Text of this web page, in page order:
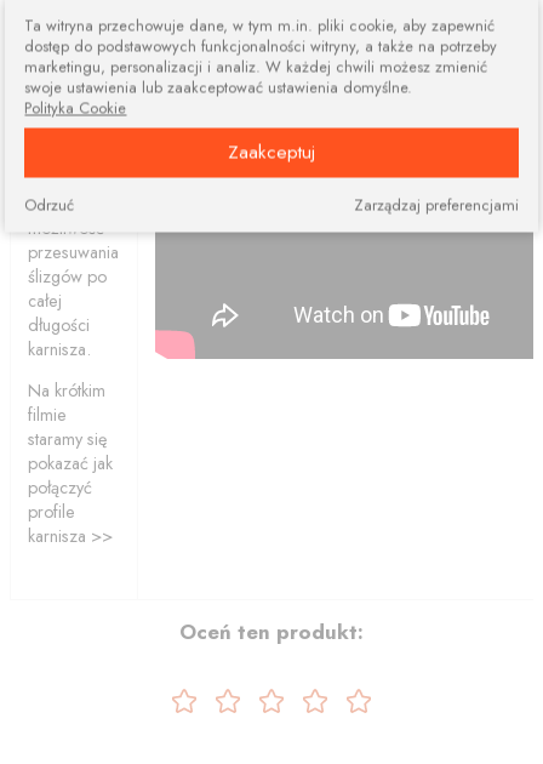
łączone z
dwóch lub
więcej
elementów.
Połączone
ciągle dają
nam
możliwość
przesuwania
ślizgów po
całej
długości
karnisza.
Na krótkim
filmie
staramy się
pokazać jak
połączyć
profile
karnisza >>
Oceń ten produkt:
Ta witryna przechowuje dane, w tym m.in. pliki cookie, aby zapewnić
dostęp do podstawowych funkcjonalności witryny, a także na potrzeby
marketingu, personalizacji i analiz. W każdej chwili możesz zmienić
swoje ustawienia lub zaakceptować ustawienia domyślne.
Polityka Cookie
Zaakceptuj
Zarządzaj preferencjami
Odrzuć